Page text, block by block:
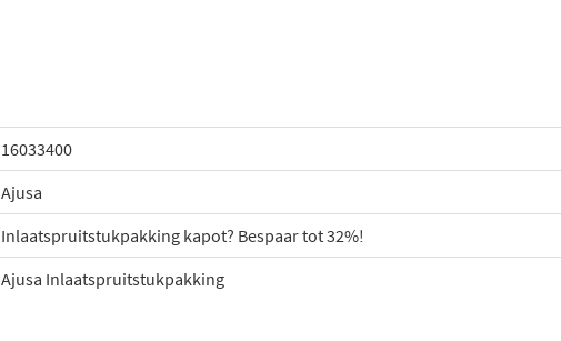
16033400
Ajusa
Inlaatspruitstukpakking kapot? Bespaar tot 32%!
Ajusa Inlaatspruitstukpakking